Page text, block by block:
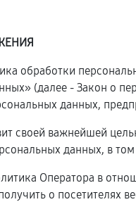
обработки
(далее - Закон о
данных,
своей важнейшей
данных, в
Оператора в
о посетителях